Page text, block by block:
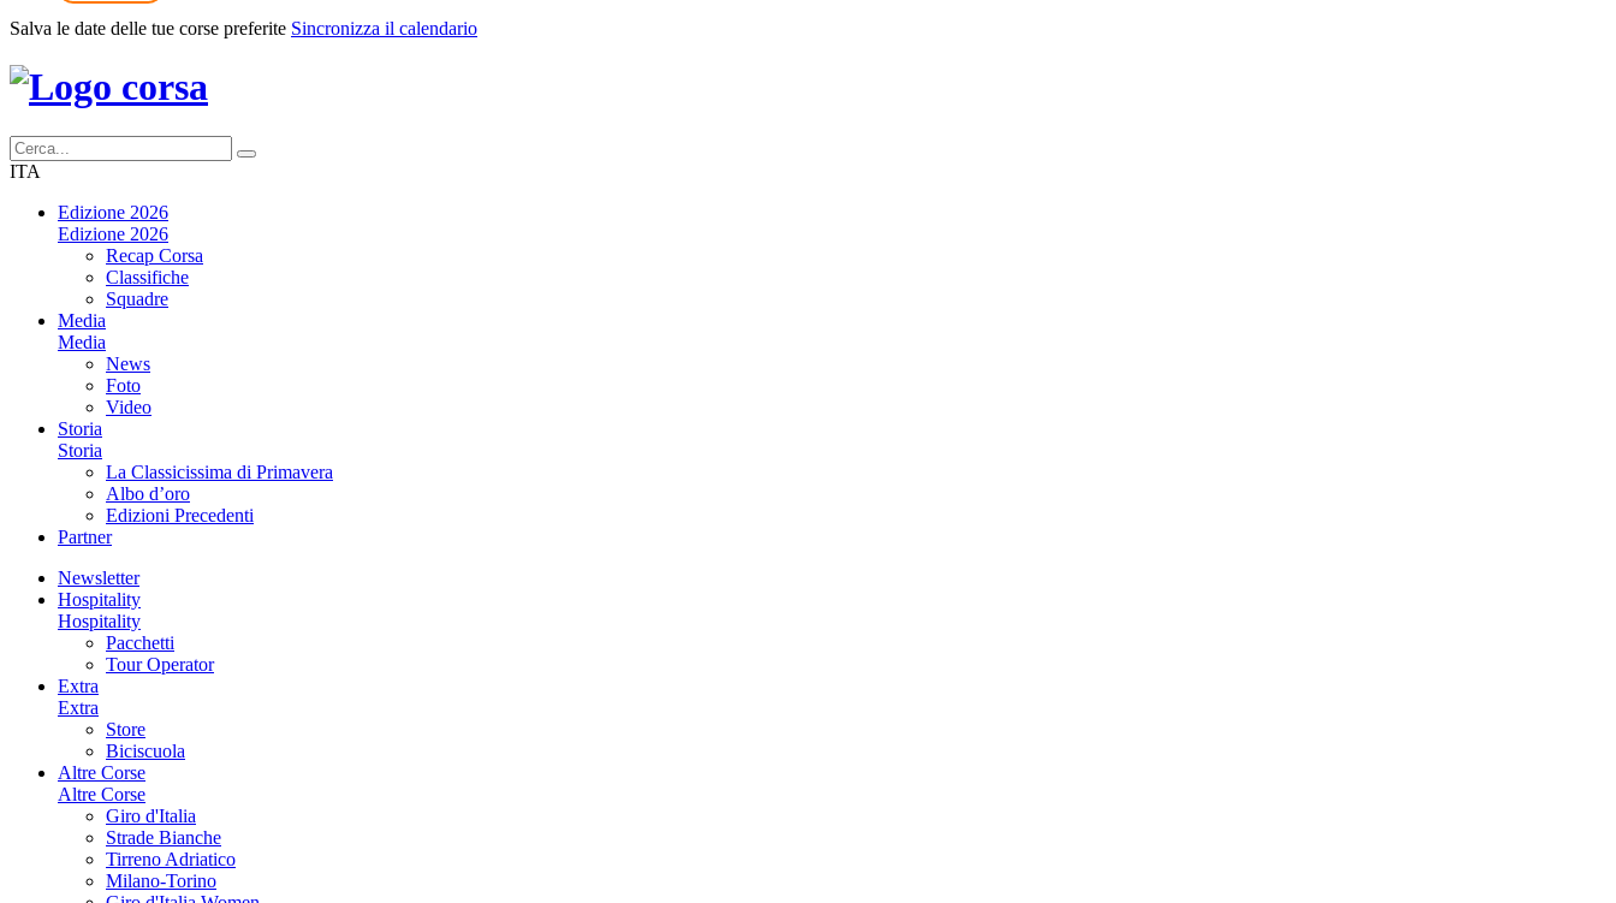
Salva le date delle tue corse preferite Sincronizza il calendario
ITA
Edizione 2026
Edizione 2026
Recap Corsa
Classifiche
Squadre
Media
Media
News
Foto
Video
Storia
Storia
La Classicissima di Primavera
Albo d’oro
Edizioni Precedenti
Partner
Newsletter
Hospitality
Hospitality
Pacchetti
Tour Operator
Extra
Extra
Store
Biciscuola
Altre Corse
Altre Corse
Giro d'Italia
Strade Bianche
Tirreno Adriatico
Milano-Torino